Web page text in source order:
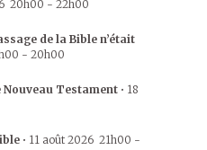
20h00 - 22h00
de la Bible n’était
- 20h00
Nouveau Testament • 18
• 11 août 2026 21h00 -